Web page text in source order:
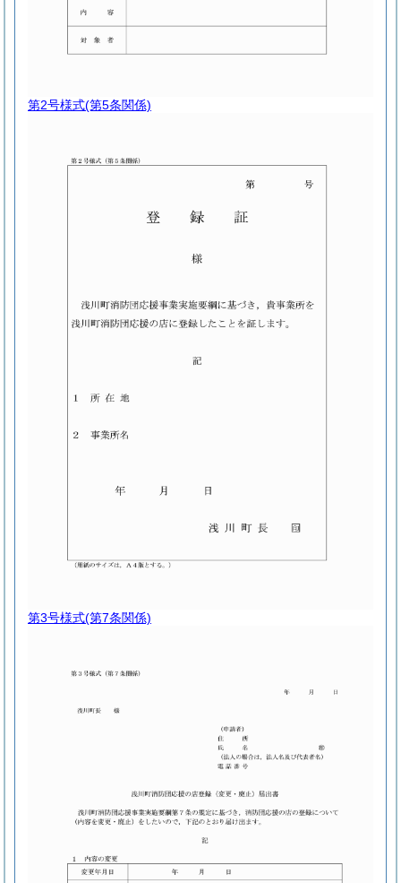
第2号様式(第5条関係)
第3号様式(第7条関係)